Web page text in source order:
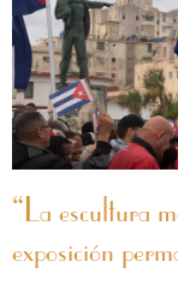
“La escultura
exposición